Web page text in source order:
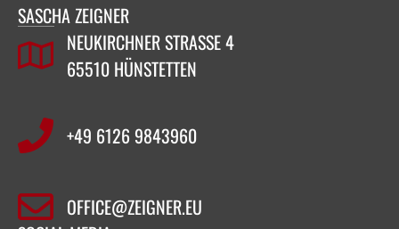
SASCHA ZEIGNER
NEUKIRCHNER STRASSE 4
65510 HÜNSTETTEN
+49 6126 9843960‬
OFFICE@ZEIGNER.EU